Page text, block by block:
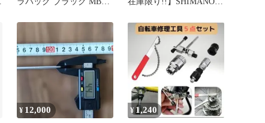
BRAID BBブレイド 1.2号
200m マルチカラー Multi
LD-M64Y
¥ 12,000 ¥1,240